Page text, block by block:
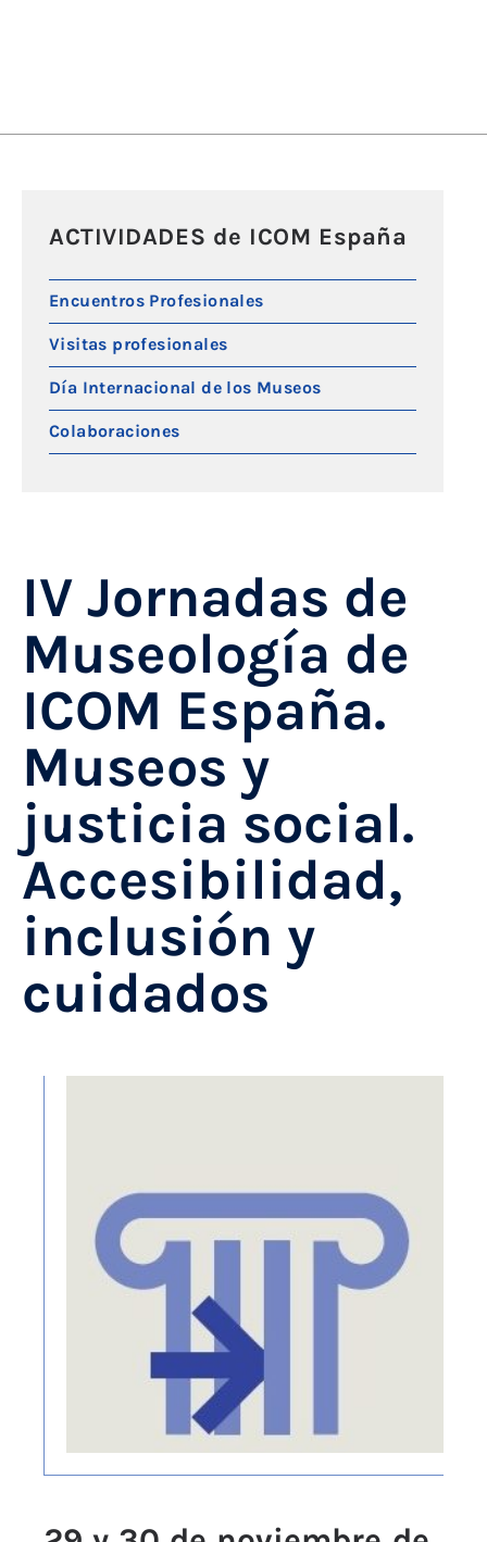
ACTIVIDADES de ICOM España
Encuentros Profesionales
Visitas profesionales
Día Internacional de los Museos
Colaboraciones
IV Jornadas de
Museología de
ICOM España.
Museos y
justicia social.
Accesibilidad,
inclusión y
cuidados